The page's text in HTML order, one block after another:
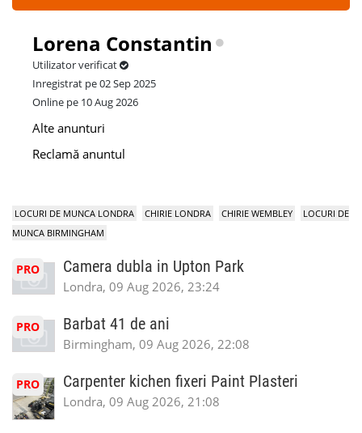
Lorena Constantin
Utilizator verificat
Inregistrat pe 02 Sep 2025
Online pe 10 Aug 2026
Alte anunturi
Reclamă anuntul
LOCURI DE MUNCA LONDRA CHIRIE LONDRA CHIRIE WEMBLEY
LOCURI DE
MUNCA BIRMINGHAM
PRO Camera dubla in Upton Park
Londra, 09 Aug 2026, 23:24
PRO Barbat 41 de ani
Birmingham, 09 Aug 2026, 22:08
PRO Carpenter kichen fixeri Paint Plasteri
Londra, 09 Aug 2026, 21:08